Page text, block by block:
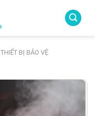
THIẾT BỊ BẢO VỆ